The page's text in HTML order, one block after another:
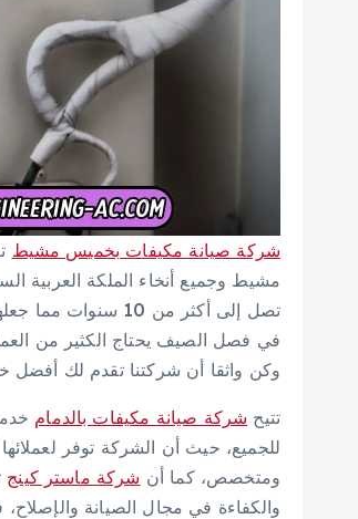
شركة صيانة مكيفات بخميس مشيط
مشيط وجميع أنخاء الملكة العربية
تصل إلى أكثر من
في فصل الصيف يحتاج الكثير من
وكن واثقا أن شركتنا تقدم لك أفضل
تتيح شركة صيانة مكيفات بالدمام
للجميع، حيث أن الشركة توفر
ومتخصص، كما أن شركة ماستر كينج
والكفاءة في مجال الصيانة